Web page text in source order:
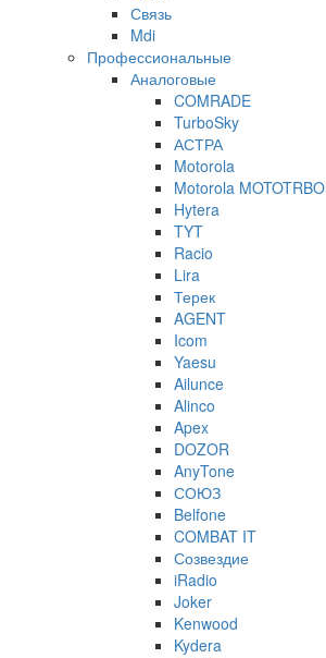
Связь
Mdi
Профессиональные
Аналоговые
COMRADE
TurboSky
АСТРА
Motorola
Motorola MOTOTRBO
Hytera
TYT
Racio
Lira
Терек
AGENT
Icom
Yaesu
Ailunce
Alinco
Apex
DOZOR
AnyTone
СОЮЗ
Belfone
COMBAT IT
Созвездие
iRadio
Joker
Kenwood
Kydera